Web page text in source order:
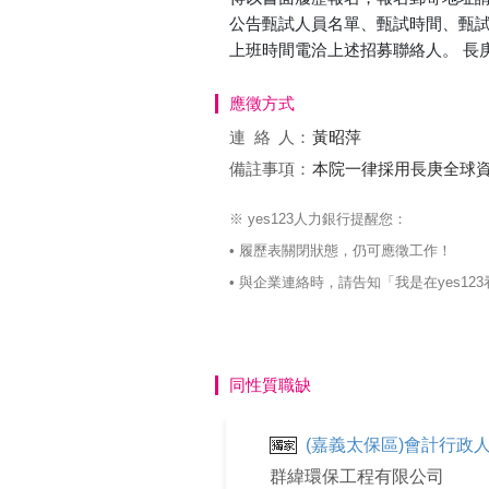
公告甄試人員名單、甄試時間、甄
上班時間電洽上述招募聯絡人。 長
應徵方式
連絡
人： 黃昭萍
備註事項： 本院一律採用長庚全球
※ yes123人力銀行提醒您：
• 履歷表關閉狀態，仍可應徵工作！
• 與企業連絡時，請告知「我是在
同性質職缺
(嘉義太保區)會計行政
群緯環保工程有限公司